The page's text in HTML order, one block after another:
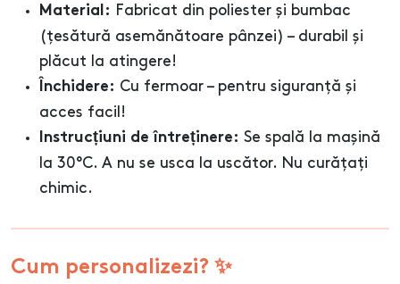
Material:
Fabricat din poliester și bumbac
(țesătură asemănătoare pânzei) – durabil și
plăcut la atingere!
Închidere: Cu fermoar – pentru siguranță și
acces facil!
Instrucțiuni de întreținere: Se spală la mașină
la 30°C. A nu se usca la uscător. Nu curățați
chimic.
Cum personalizezi? ✨